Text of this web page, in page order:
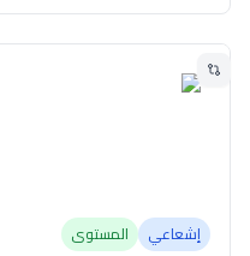
إشعاعي المستوى